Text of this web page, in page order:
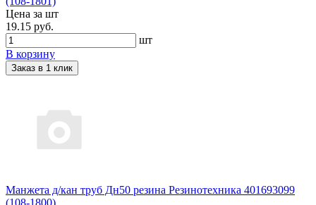
Цена за шт
19.15 руб.
шт
В корзину
Заказ в 1 клик
Манжета д/кан труб Дн50 резина Резинотехника 401693099
(108-1800)